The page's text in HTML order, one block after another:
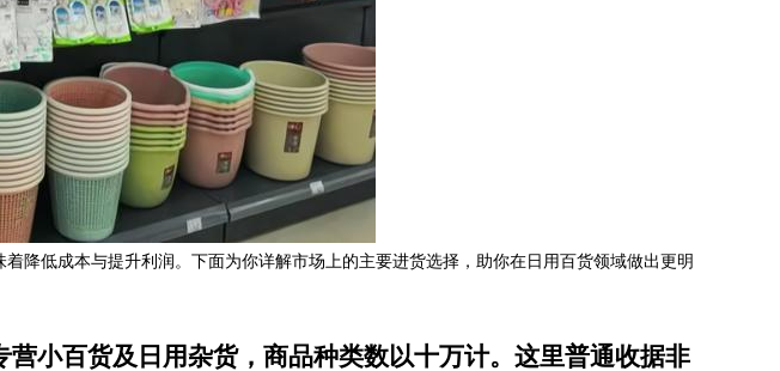
降低成本与提升利润。下面为你详解市场上的主要进货选择，助你在日用百货领域做出更明
小百货及日用杂货，商品种类数以十万计。这里普通收据非